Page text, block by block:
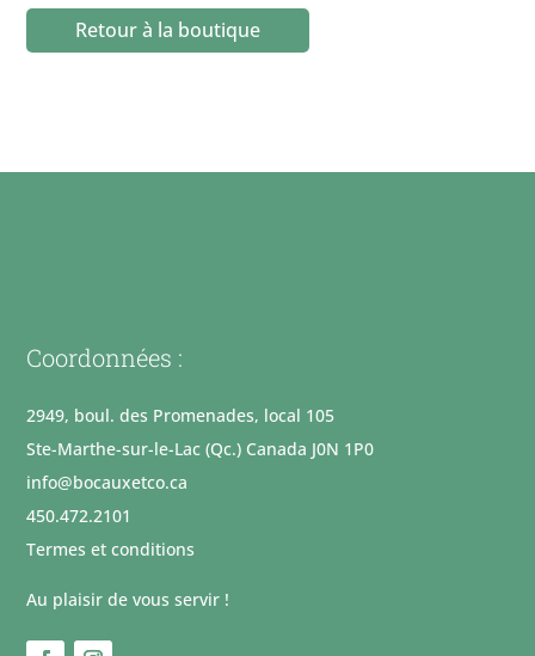
dents
Retour à la boutique
Coordonnées :
2949, boul. des Promenades, local 105
Ste-Marthe-sur-le-Lac (Qc.) Canada J0N 1P0
info@bocauxetco.ca
450.472.2101
Termes et conditions
Au plaisir de vous servir !